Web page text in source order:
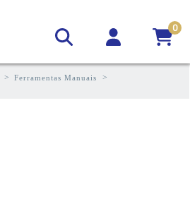
0
Ferramentas Manuais